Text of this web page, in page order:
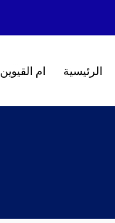
الرئيسية ام القيوين